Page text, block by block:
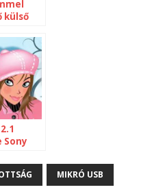
Sony
MIKRÓ USB